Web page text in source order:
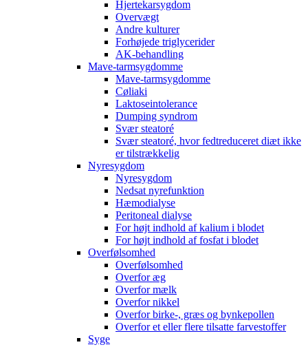
Hjertekarsygdom
Overvægt
Andre kulturer
Forhøjede triglycerider
AK-behandling
Mave-tarmsygdomme
Mave-tarmsygdomme
Cøliaki
Laktoseintolerance
Dumping syndrom
Svær steatoré
Svær steatoré, hvor fedtreduceret diæt ikke
er tilstrækkelig
Nyresygdom
Nyresygdom
Nedsat nyrefunktion
Hæmodialyse
Peritoneal dialyse
For højt indhold af kalium i blodet
For højt indhold af fosfat i blodet
Overfølsomhed
Overfølsomhed
Overfor æg
Overfor mælk
Overfor nikkel
Overfor birke-, græs og bynkepollen
Overfor et eller flere tilsatte farvestoffer
Syge